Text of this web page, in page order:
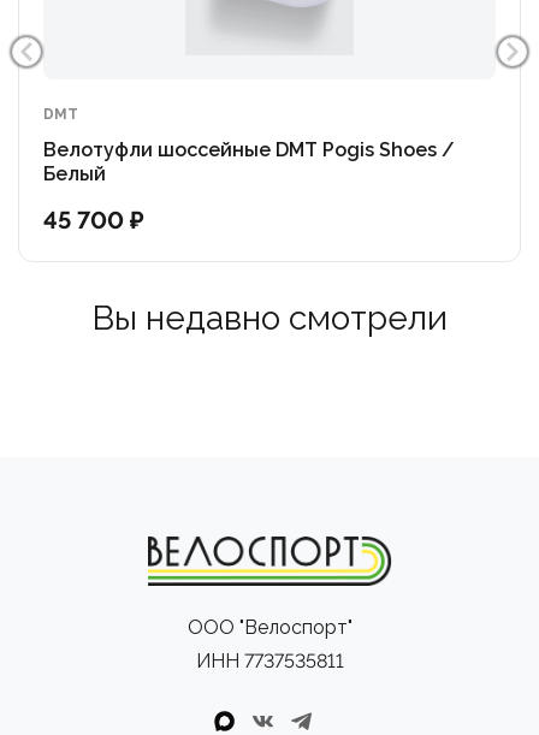
DMT
Велотуфли шоссейные DMT Pogis Shoes /
Белый
45 700 ₽
Вы недавно смотрели
ООО "Велоспорт"
ИНН 7737535811